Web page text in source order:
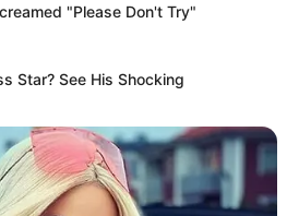
"Please Don't Try"
Star? See His Shocking